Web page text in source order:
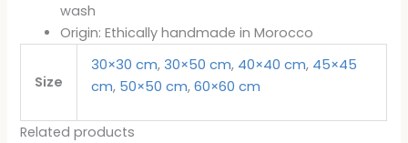
wash
Origin: Ethically handmade in Morocco
Size
30×30 cm, 30×50 cm, 40×40 cm, 45×45
cm, 50×50 cm,60×60 cm
Related products